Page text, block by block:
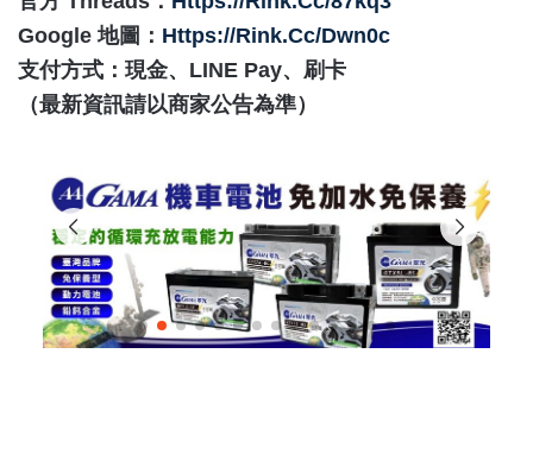
Google 地圖： Https://rink.cc/dwn0c
支付方式：現金、LINE Pay、刷卡
（最新資訊請以商家公告為準）